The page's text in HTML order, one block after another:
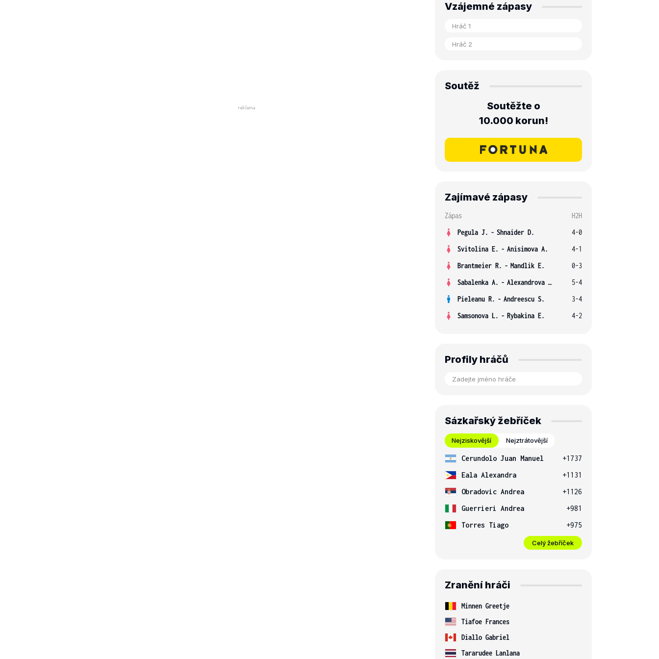
Vzájemné zápasy
Soutěž
Soutěžte o
10.000 korun!
Zajímavé zápasy
Zápas
H2H
Pegula J. - Shnaider D.
4-0
Svitolina E. - Anisimova A.
4-1
Brantmeier R. - Mandlik E.
0-3
Sabalenka A. - Alexandrova E.
5-4
Pieleanu R. - Andreescu S.
3-4
Samsonova L. - Rybakina E. 4-2
Profily hráčů
Sázkařský žebříček
Nejziskovější Nejztrátovější
Cerundolo Juan Manuel
+1737
Eala Alexandra
+1131
Obradovic Andrea
+1126
Guerrieri Andrea
+981
Torres Tiago
+975
Celý žebříček
Zranění hráči
Minnen Greetje
Tiafoe Frances
Diallo Gabriel
Tararudee Lanlana